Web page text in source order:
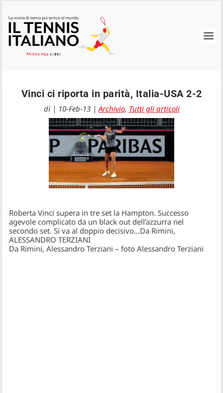
Vinci ci riporta in parità, Italia-USA 2-2
di | 10-Feb-13|Archivio, Tutti gli articoli
Roberta Vinci supera in tre set la Hampton. Successo
agevole complicato da un black out dell’azzurra nel
secondo set. Si va al doppio decisivo…Da Rimini,
ALESSANDRO TERZIANI
Da Rimini,Alessandro Terziani –foto Alessandro Terziani